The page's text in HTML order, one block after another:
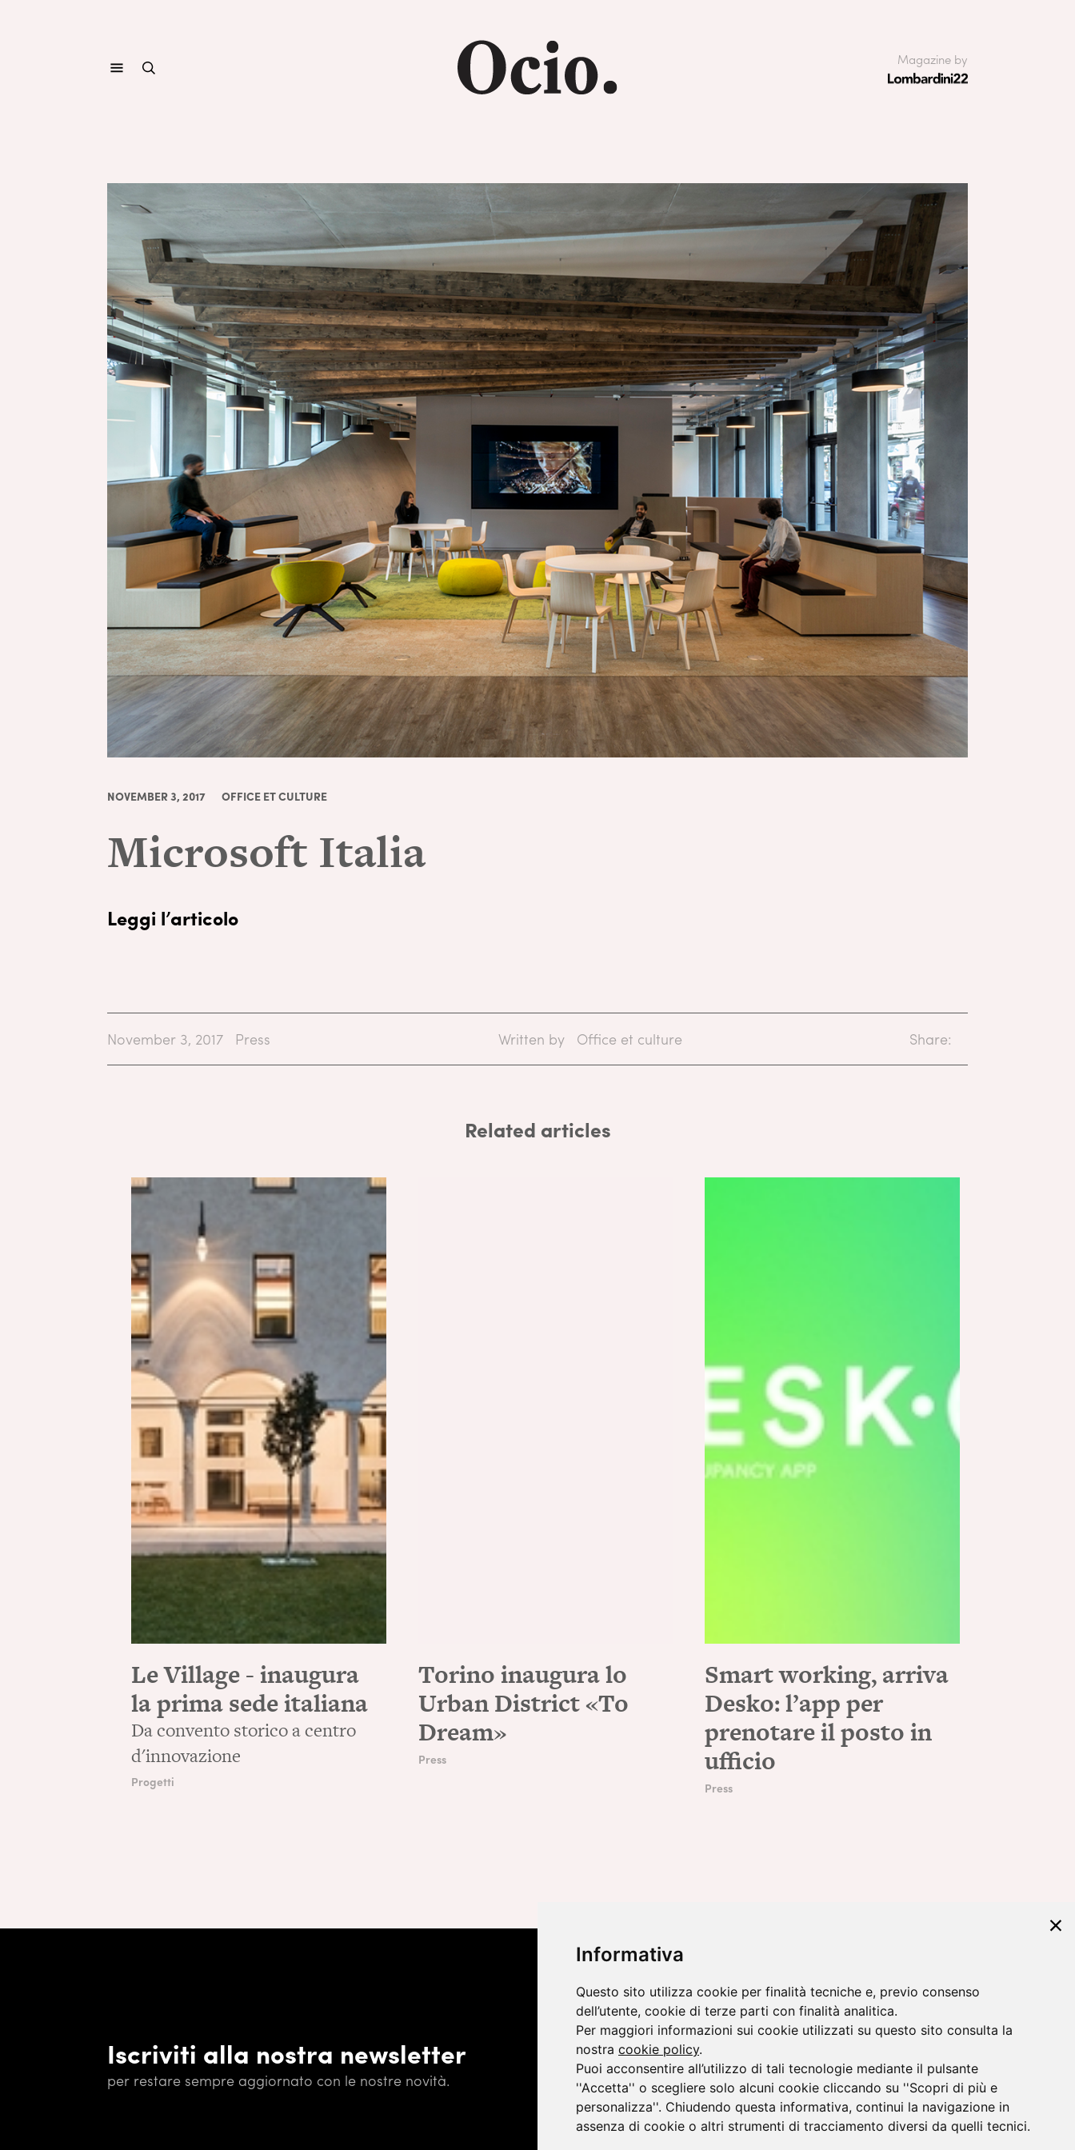
Informativa
Questo sito utilizza cookie per finalità tecniche e, previo consenso
dell’utente, cookie di terze parti con finalità analitica.
Per maggiori informazioni sui cookie utilizzati su questo sito consulta la
nostra cookie policy.
Puoi acconsentire all’utilizzo di tali tecnologie mediante il pulsante
''Accetta'' o scegliere solo alcuni cookie cliccando su ''Scopri di più e
personalizza''. Chiudendo questa informativa, continui la navigazione in
assenza di cookie o altri strumenti di tracciamento diversi da quelli tecnici.
Magazine by
NOVEMBER 3, 2017 OFFICE ET CULTURE
Microsoft Italia
Leggi l’articolo
November 3, 2017 Press Written by Office et culture Share:
Related articles
Le Village - inaugura
la prima sede italiana
Da convento storico a centro
d'innovazione
Progetti
Torino inaugura lo
Urban District «To
Dream»
Press
Smart working, arriva
Desko: l’app per
prenotare il posto in
ufficio
Press
Iscriviti alla nostra newsletter
per restare sempre aggiornato con le nostre novità. Iscrivendoti, accetti l'Informativa sulla privacy.